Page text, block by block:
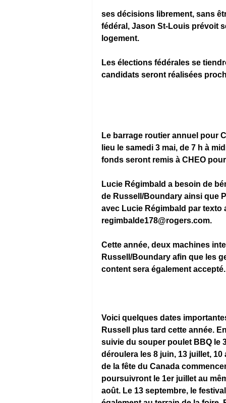
ses décisions librement, sans
fédéral, Jason St-Louis prévoit
logement.
Les élections fédérales se
candidats seront réalisées
Le barrage routier annuel pour
lieu le samedi 3 mai, de 7 h à
fonds seront remis à CHEO
Lucie Régimbald a besoin de
de Russell/Boundary ainsi que
avec Lucie Régimbald par texto
regimbalde178@rogers.com.
Cette année, deux machines
Russell/Boundary afin que les
content sera également accepté.
Voici quelques dates
Russell plus tard cette année.
suivie du souper poulet BBQ le
déroulera les 8 juin, 13 juillet,
de la fête du Canada
poursuivront le 1er juillet au
août. Le 13 septembre, le